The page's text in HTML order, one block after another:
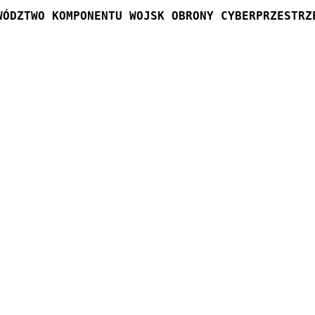
KOMPONENTU WOJSK OBRONY